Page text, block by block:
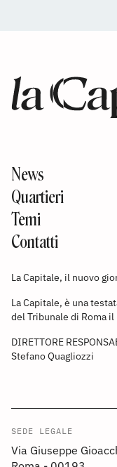
News
Quartieri
Temi
Contatti
La Capitale, il nuovo
La Capitale, è una
del Tribunale di Roma
DIRETTORE
Stefano Quagliozzi
SEDE LEGALE
Via Giuseppe